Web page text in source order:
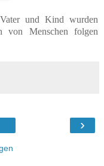
und Kind wurden
von Menschen folgen
›